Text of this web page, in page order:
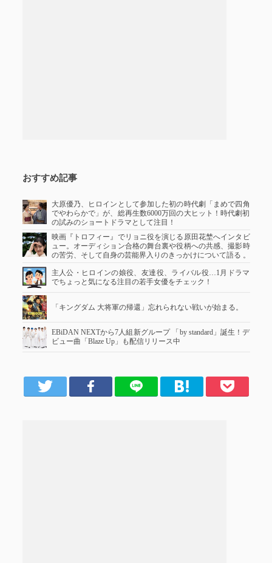
おすすめ記事
大原優乃、ヒロインとして参加した初の時代劇「まめで四角
でやわらかで」が、総再生数6000万回の大ヒット！時代劇初
の試みのショートドラマとして注目！
映画『トロフィー』でリョニ役を演じる原田花埜へインタビ
ュー。オーディション合格の舞台裏や役柄への共感、撮影時
の苦労、そして自身の芸能界入りのきっかけについて語る 。
主人公・ヒロインの娘役、友達役、ライバル役…1月ドラマ
でちょっと気になる注目の若手女優をチェック！
「キングダム 大将軍の帰還」忘れられない戦いが始まる。
EBiDAN NEXTから7⼈組新グループ 「by standard」誕⽣！デ
ビュー曲「Blaze Up」も配信リリース中
Facebook LINE はてブ Pocket